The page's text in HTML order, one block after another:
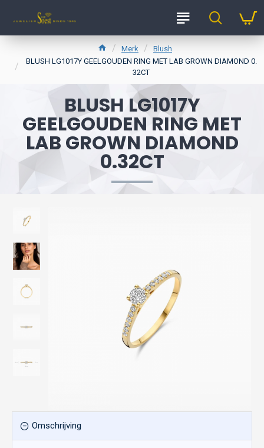
Merk
Blush
BLUSH LG1017Y GEELGOUDEN RING MET LAB GROWN DIAMOND 0.
32CT
BLUSH LG1017Y
GEELGOUDEN RING MET
LAB GROWN DIAMOND
0.32CT
Omschrijving